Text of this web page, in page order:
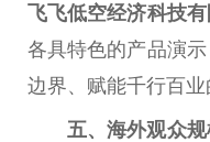
飞飞低空经济科技
各具特色的产品演
边界、赋能千行百业
五、海外观众